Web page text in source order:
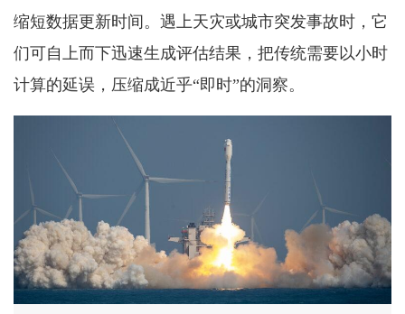
缩短数据更新时间。遇上天灾或城市突发事故时，它
们可自上而下迅速生成评估结果，把传统需要以小时
计算的延误，压缩成近乎“即时”的洞察。